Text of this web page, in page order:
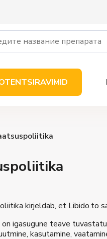
kirjeldab, et Libido.to
on igasugune teave
kasutamine,